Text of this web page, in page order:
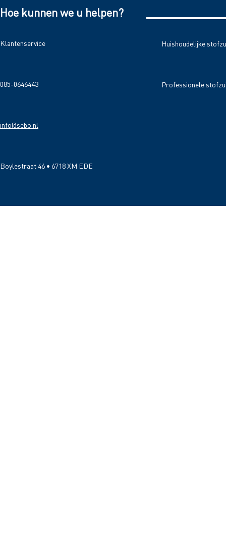
Hoe kunnen we u helpen?
Klantenservice Huishoudelijke
085-0646443 Professionele
info@sebo.nl
Boylestraat 46 • 6718 XM EDE